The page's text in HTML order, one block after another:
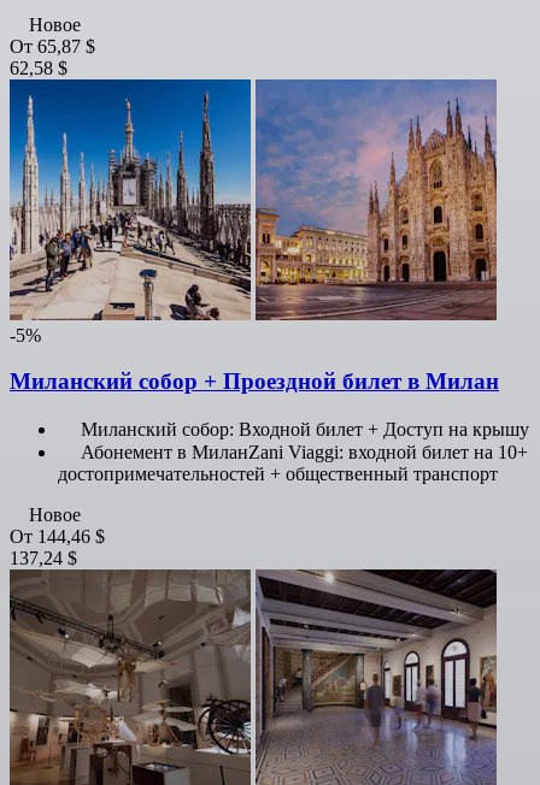
Новое
От 65,87 $
62,58 $
-5%
Миланский собор + Проездной билет в Милан
Миланский собор: Входной билет + Доступ на крышу
Абонемент в МиланZani Viaggi: входной билет на 10+
достопримечательностей + общественный транспорт
Новое
От 144,46 $
137,24 $